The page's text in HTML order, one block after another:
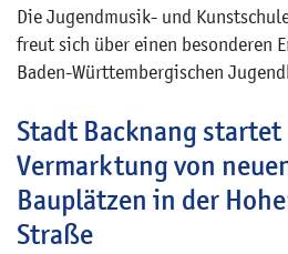
Die Jugendmusik- und
freut sich über einen besonderen
Baden-Württembergischen
Jugendkunstkurs von Sebastian
die Fachjury mit ihren
zum Thema „zusammen“
Stadt Backnang startet
Vermarktung von
Bauplätzen in der
Straße